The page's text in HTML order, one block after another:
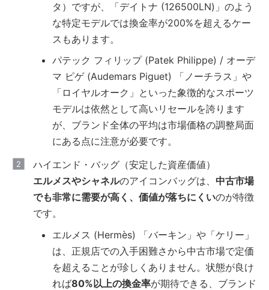
タ）ですが、「デイトナ (126500LN)」のよう
な特定モデルでは換金率が200%を超えるケー
スもあります。
パテック フィリップ (Patek Philippe) / オーデ
マ ピゲ (Audemars Piguet) 「ノーチラス」や
「ロイヤルオーク」といった象徴的なスポーツ
モデルは依然として高いリセールを誇ります
が、ブランド全体の平均は市場価格の調整局面
にある点に注意が必要です。
ハイエンド・バッグ（安定した資産価値）
エルメスやシャネルのアイコンバッグは、 中古市場
でも非常に需要が高く、価値が落ちにくいのが特徴
です。
エルメス (Hermès) 「バーキン」や「ケリー」
は、正規店での入手困難さから中古市場で定価
を超えることが珍しくありません。状態が良け
れば80%以上の換金率が期待できる、ブランド